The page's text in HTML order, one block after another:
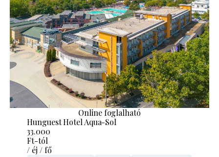
Online foglalható
Hunguest Hotel Aqua-Sol
33.000
Ft-tól
/ éj / fő